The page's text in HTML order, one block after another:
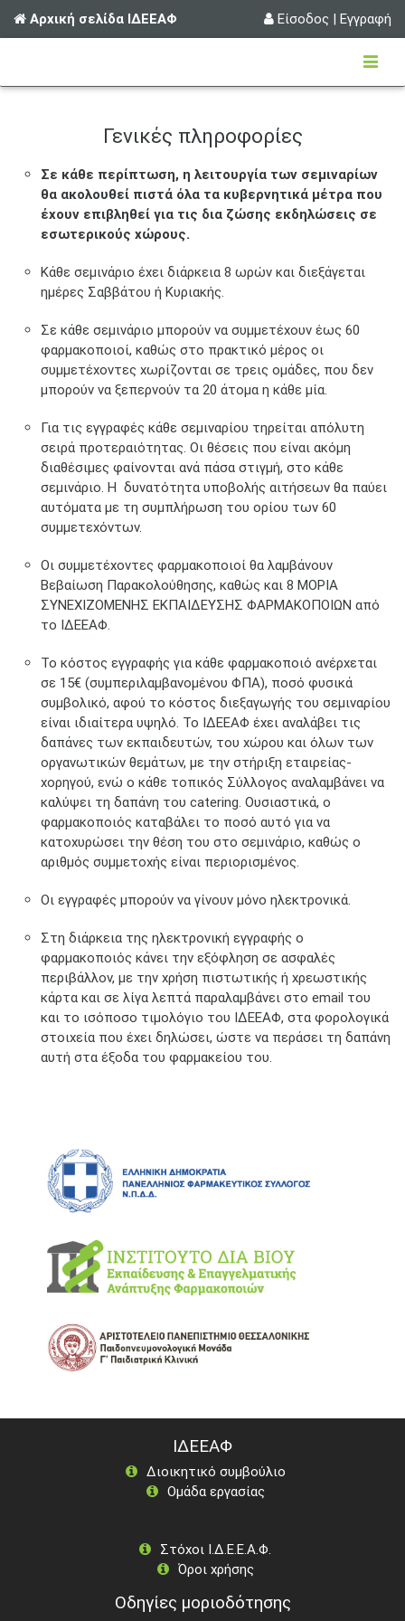
Αρχική σελίδα ΙΔΕΕΑΦ Είσοδος | Εγγραφή
Γενικές πληροφορίες
Σε κάθε περίπτωση, η λειτουργία των σεμιναρίων
θα ακολουθεί πιστά όλα τα κυβερνητικά μέτρα που
έχουν επιβληθεί για τις δια ζώσης εκδηλώσεις σε
εσωτερικούς χώρους.
Κάθε σεμινάριο έχει διάρκεια 8 ωρών και διεξάγεται
ημέρες Σαββάτου ή Κυριακής.
Σε κάθε σεμινάριο μπορούν να συμμετέχουν έως 60
φαρμακοποιοί, καθώς στο πρακτικό μέρος οι
συμμετέχοντες χωρίζονται σε τρεις ομάδες, που δεν
μπορούν να ξεπερνούν τα 20 άτομα η κάθε μία.
Για τις εγγραφές κάθε σεμιναρίου τηρείται απόλυτη
σειρά προτεραιότητας. Οι θέσεις που είναι ακόμη
διαθέσιμες φαίνονται ανά πάσα στιγμή, στο κάθε
σεμινάριο. Η δυνατότητα υποβολής αιτήσεων θα παύει
αυτόματα με τη συμπλήρωση του ορίου των 60
συμμετεχόντων.
Οι συμμετέχοντες φαρμακοποιοί θα λαμβάνουν
Βεβαίωση Παρακολούθησης, καθώς και 8 ΜΟΡΙΑ
ΣΥΝΕΧΙΖΟΜΕΝΗΣ ΕΚΠΑΙΔΕΥΣΗΣ ΦΑΡΜΑΚΟΠΟΙΩΝ από
το ΙΔΕΕΑΦ.
Το κόστος εγγραφής για κάθε φαρμακοποιό ανέρχεται
σε 15€ (συμπεριλαμβανομένου ΦΠΑ), ποσό φυσικά
συμβολικό, αφού το κόστος διεξαγωγής του σεμιναρίου
είναι ιδιαίτερα υψηλό. Το ΙΔΕΕΑΦ έχει αναλάβει τις
δαπάνες των εκπαιδευτών, του χώρου και όλων των
οργανωτικών θεμάτων, με την στήριξη εταιρείας-
χορηγού, ενώ ο κάθε τοπικός Σύλλογος αναλαμβάνει να
καλύψει τη δαπάνη του catering. Ουσιαστικά, ο
φαρμακοποιός καταβάλει το ποσό αυτό για να
κατοχυρώσει την θέση του στο σεμινάριο, καθώς ο
αριθμός συμμετοχής είναι περιορισμένος.
Οι εγγραφές μπορούν να γίνουν μόνο ηλεκτρονικά.
Στη διάρκεια της ηλεκτρονική εγγραφής ο
φαρμακοποιός κάνει την εξόφληση σε ασφαλές
περιβάλλον, με την χρήση πιστωτικής ή χρεωστικής
κάρτα και σε λίγα λεπτά παραλαμβάνει στο email του
και το ισόποσο τιμολόγιο του ΙΔΕΕΑΦ, στα φορολογικά
στοιχεία που έχει δηλώσει, ώστε να περάσει τη δαπάνη
αυτή στα έξοδα του φαρμακείου του.
ΙΔΕΕΑΦ
Διοικητικό συμβούλιο
Ομάδα εργασίας
Στόχοι Ι.Δ.Ε.Ε.Α.Φ.
Όροι χρήσης
Οδηγίες μοριοδότησης